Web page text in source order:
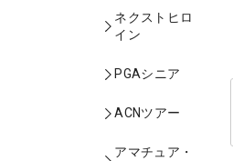
ネクストヒロ
イン
PGAシニア
ACNツアー
アマチュア・